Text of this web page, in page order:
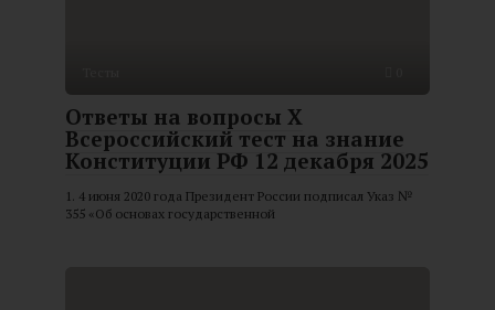
Ответы на вопросы X
Всероссийский тест на знание
Конституции РФ 12 декабря 2025
1. 4 июня 2020 года Президент России подписал Указ №
355 «Об основах государственной